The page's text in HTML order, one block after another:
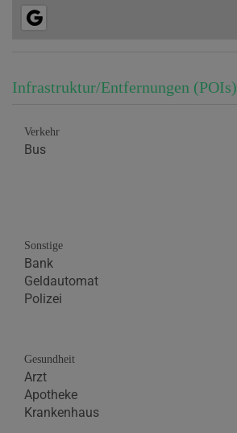
Infrastruktur/Entfernungen (POIs)
Verkehr
Bus
Sonstige
Bank
Geldautomat
Polizei
Gesundheit
Arzt
Apotheke
Krankenhaus